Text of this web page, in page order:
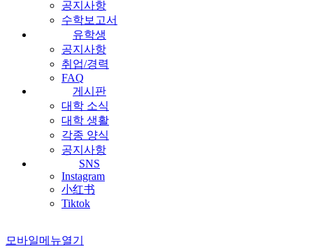
공지사항
수학보고서
유학생
공지사항
취업/경력
FAQ
게시판
대학 소식
대학 생활
각종 양식
공지사항
SNS
Instagram
小红书
Tiktok
모바일메뉴열기